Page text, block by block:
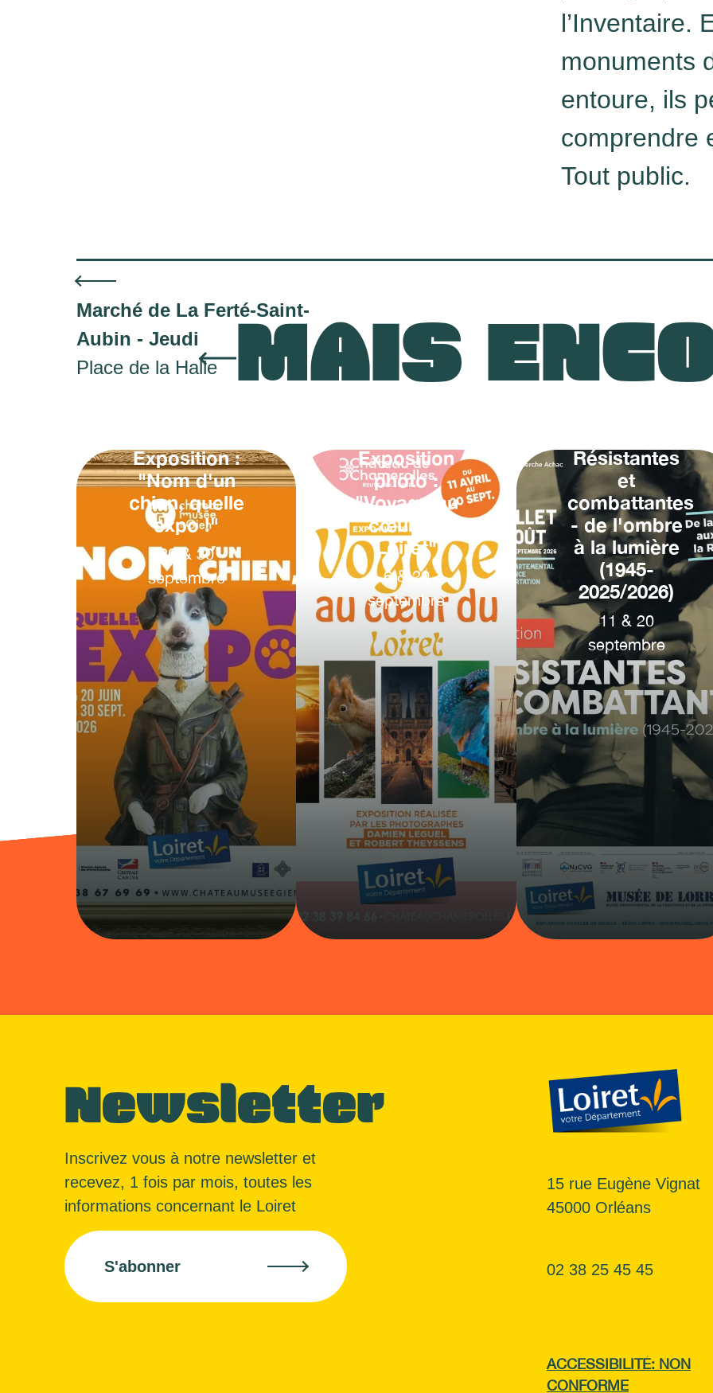
l’Inventaire.
monuments
entoure, ils
comprendre
Tout public.
Marché de La Ferté-Saint-
Aubin - Jeudi
Place de la Halle
MAIS
Exposition :
"Nom d'un
chien, quelle
expo !"
20 & 30
septembre
Exposition
photo :
"Voyage au
cœur du
Loiret"
6 & 20
septembre
Résistantes
et
combattantes
- de l'ombre
à la lumière
(1945-
2025/2026)
11 & 20
septembre
Newsletter
Inscrivez vous à notre newsletter et
recevez, 1 fois par mois, toutes les
informations concernant le Loiret
S'abonner
15 rue Eugène Vignat
45000 Orléans
02 38 25 45 45
ACCESSIBILITÉ: NON
CONFORME